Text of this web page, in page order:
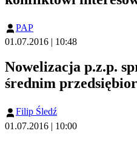
PAP
01.07.2016 | 10:48
Nowelizacja p.z.p.
średnim
Filip Śledź
01.07.2016 | 10:00